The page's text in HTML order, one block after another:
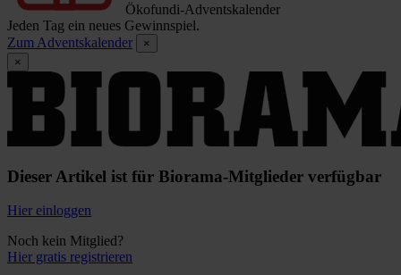
Ökofundi-Adventskalender
Jeden Tag ein neues Gewinnspiel.
Zum Adventskalender
×
×
Dieser Artikel ist für Biorama-Mitglieder verfügbar
Hier einloggen
Noch kein Mitglied?
Hier gratis registrieren